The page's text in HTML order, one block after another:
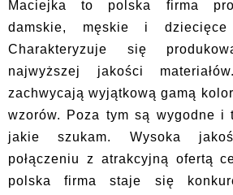
Maciejka to polska firma
damskie, męskie i
Charakteryzuje się
najwyższej jakości
zachwycają wyjątkową gamą
wzorów. Poza tym są wygodne i
jakie szukam. Wysoka
połączeniu z atrakcyjną ofertą
polska firma staje się